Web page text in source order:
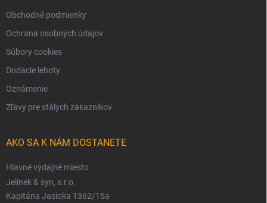
Obchodné podmienky
Ochrana osobných údajov
Súbory cookies
Dodacie lehoty
Oznámenie
Zľavy pre stálych zákazníkov
AKO SA K NÁM DOSTANETE
Hlavné výdajné miesto
Jelínek & syn, s.r.o.
Kapitána Jasioka 1362/15a